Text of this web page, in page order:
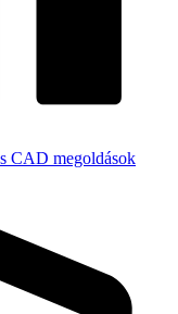
CAD megoldások